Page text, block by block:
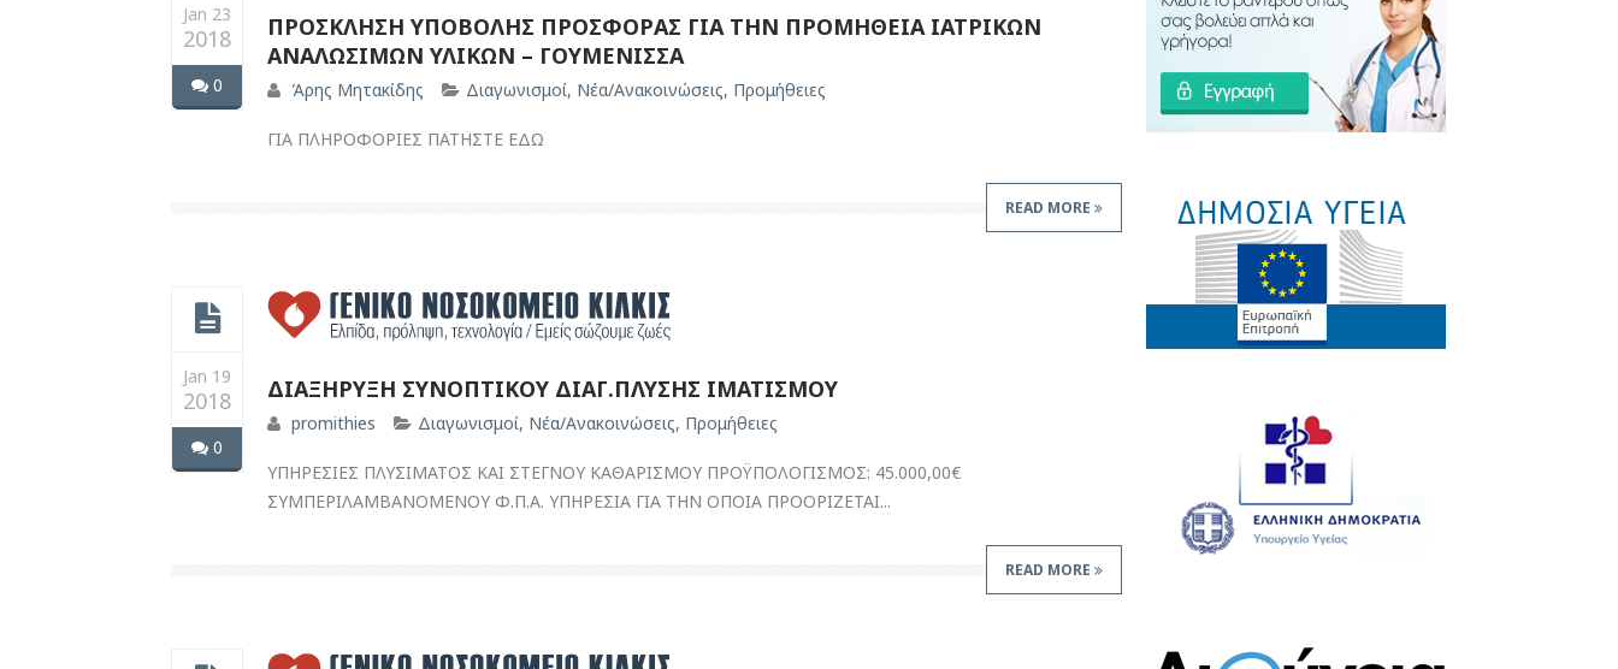
Jan 23
2018
0
ΠΡΟΣΚΛΗΣΗ ΥΠΟΒΟΛΗΣ ΠΡΟΣΦΟΡΑΣ ΓΙΑ ΤΗΝ ΠΡΟΜΗΘΕΙΑ ΙΑΤΡΙΚΩΝ
ΑΝΑΛΩΣΙΜΩΝ ΥΛΙΚΩΝ – ΓΟΥΜΕΝΙΣΣΑ
Άρης Μητακίδης Διαγωνισμοί, Νέα/Ανακοινώσεις, Προμήθειες
ΓΙΑ ΠΛΗΡΟΦΟΡΙΕΣ ΠΑΤΗΣΤΕ ΕΔΩ
READ MORE
Jan 19
2018
0
ΔΙΑΞΗΡΥΞΗ ΣΥΝΟΠΤΙΚΟΥ ΔΙΑΓ.ΠΛΥΣΗΣ ΙΜΑΤΙΣΜΟΥ
promithies Διαγωνισμοί, Νέα/Ανακοινώσεις, Προμήθειες
ΥΠΗΡΕΣΙΕΣ ΠΛΥΣΙΜΑΤΟΣ ΚΑΙ ΣΤΕΓΝΟΥ ΚΑΘΑΡΙΣΜΟΥ ΠΡΟΫΠΟΛΟΓΙΣΜΟΣ: 45.000,00€
ΣΥΜΠΕΡΙΛΑΜΒΑΝΟΜΕΝΟΥ Φ.Π.Α. ΥΠΗΡΕΣΙΑ ΓΙΑ ΤΗΝ ΟΠΟΙΑ ΠΡΟΟΡΙΖΕΤΑΙ...
READ MORE